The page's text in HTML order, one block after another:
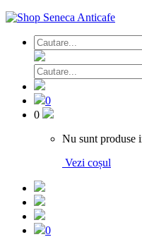
0
0
Nu sunt produse
Vezi coșul
0